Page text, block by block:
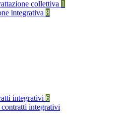
collettiva 1
integrativa 8
integrativi 6
integrativi